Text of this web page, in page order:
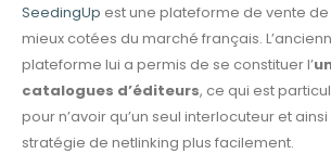
SeedingUp est une plateforme de vente
mieux cotées du marché français.
plateforme lui a permis de se constituer l’
catalogues d’éditeurs, ce qui est
pour n’avoir qu’un seul interlocuteur et
stratégie de netlinking plus facilement.